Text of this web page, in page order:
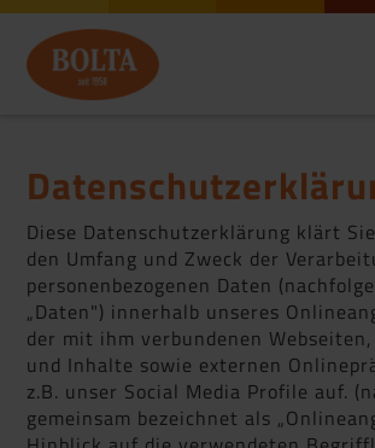
Diese Datenschutzerklärung klärt
den Umfang und Zweck der
personenbezogenen Daten
„Daten") innerhalb unseres
der mit ihm verbundenen
und Inhalte sowie externen
z.B. unser Social Media Profile auf.
gemeinsam bezeichnet als